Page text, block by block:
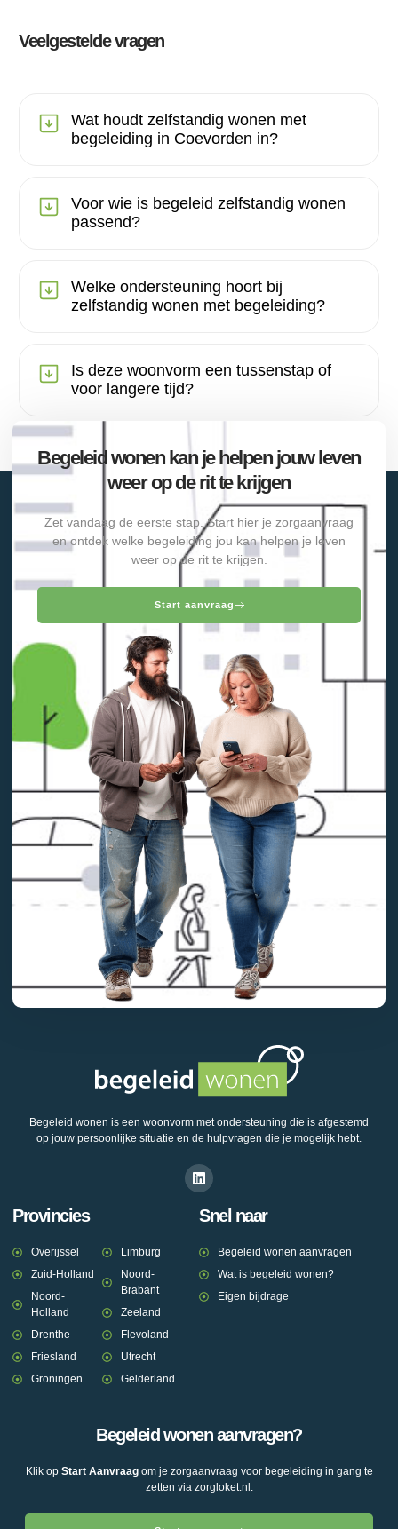
Veelgestelde vragen
Wat houdt zelfstandig wonen met
begeleiding in Coevorden in?
Voor wie is begeleid zelfstandig wonen
passend?
Welke ondersteuning hoort bij
zelfstandig wonen met begeleiding?
Is deze woonvorm een tussenstap of
voor langere tijd?
Begeleid wonen kan je helpen jouw leven
weer op de rit te krijgen
Zet vandaag de eerste stap. Start hier je zorgaanvraag
en ontdek welke begeleiding jou kan helpen je leven
weer op de rit te krijgen.
Start aanvraag
Begeleid wonen is een woonvorm met ondersteuning die is afgestemd
op jouw persoonlijke situatie en de hulpvragen die je mogelijk hebt.
Provincies
Overijssel
Zuid-Holland
Noord-
Holland
Drenthe
Friesland
Groningen
Limburg
Noord-
Brabant
Zeeland
Flevoland
Utrecht
Gelderland
Snel naar
Begeleid wonen aanvragen
Wat is begeleid wonen?
Eigen bijdrage
Begeleid wonen aanvragen?
Klik op Start Aanvraagom je zorgaanvraag voor begeleiding in gang te
zetten via zorgloket.nl.